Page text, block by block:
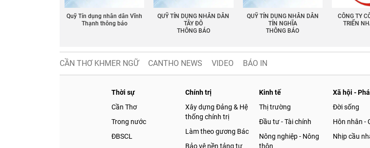
Quỹ Tín dụng nhân dân Vĩnh
Thạnh thông báo
QUỸ TÍN DỤNG NHÂN DÂN
TÂY ĐÔ
THÔNG BÁO
QUỸ TÍN DỤNG NHÂN DÂN
TÍN NGHĨA
THÔNG BÁO
CÔNG TY
TRIỂN
CẦN THƠ KHMER NGỮ CANTHO NEWS VIDEO BÁO IN
Thời sự
Cần Thơ
Trong nước
ĐBSCL
Chính trị
Xây dựng Đảng & Hệ
thống chính trị
Làm theo gương Bác
Bảo vệ nền tảng tư
Kinh tế
Thị trường
Đầu tư - Tài chính
Nông nghiệp - Nông
thôn
Xã hội -
Đời sống
Hôn nhân -
Nhịp cầu